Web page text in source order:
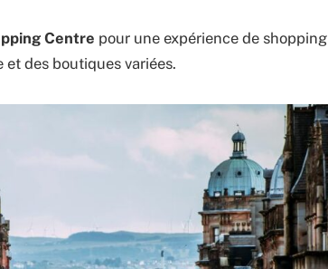
Centre pour une expérience de shopping
des boutiques variées.